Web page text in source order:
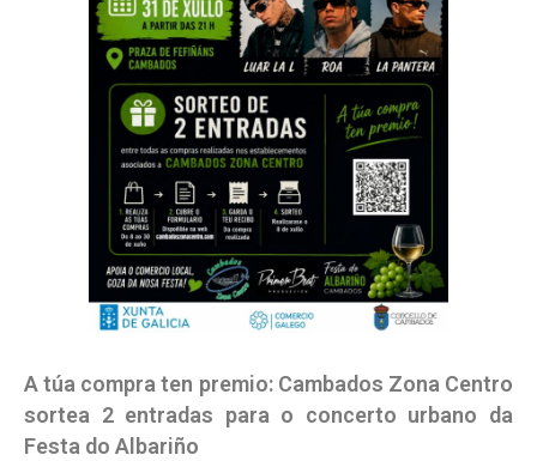
A túa compra ten premio: Cambados Zona Centro
sortea 2 entradas para o concerto urbano da
Festa do Albariño